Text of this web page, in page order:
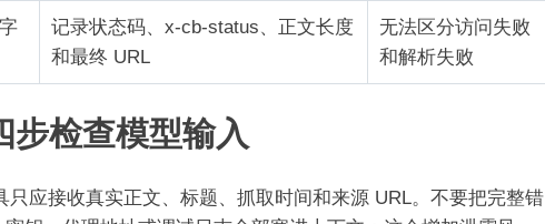
记录状态码、x-cb-status、正文长度
和最终 URL
无法区分访问失败
和解析失败
步检查模型输入
只应接收真实正文、标题、抓取时间和来源 URL。不要把完整错